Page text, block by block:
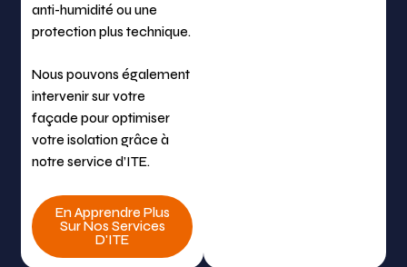
anti-humidité ou une
protection plus technique.
Nous pouvons également
intervenir sur votre
façade pour optimiser
votre isolation grâce à
notre service d’ITE.
En Apprendre Plus
Sur Nos Services
D'ITE